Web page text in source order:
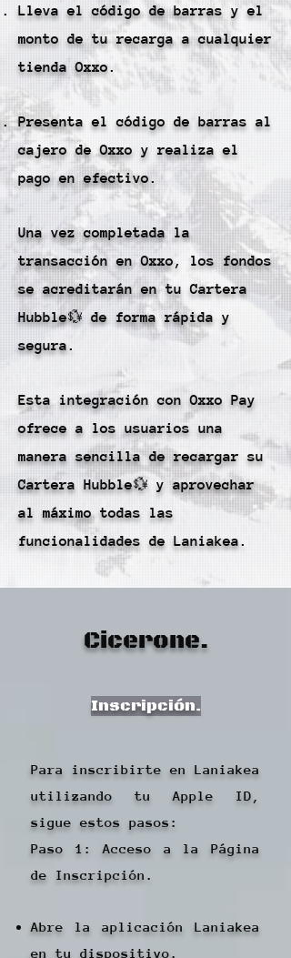
Lleva el código de barras y el
monto de tu recarga a cualquier
tienda Oxxo.
Presenta el código de barras al
cajero de Oxxo y realiza el
pago en efectivo.
Una vez completada la
transacción en Oxxo, los fondos
se acreditarán en tu Cartera
Hubble💱 de forma rápida y
segura.
Esta integración con Oxxo Pay
ofrece a los usuarios una
manera sencilla de recargar su
Cartera Hubble💱 y aprovechar
al máximo todas las
funcionalidades de Laniakea.
Cicerone.
Inscripción.
Para inscribirte en Laniakea
utilizando tu Apple ID,
sigue estos pasos:
Paso 1: Acceso a la Página
de Inscripción.
Abre la aplicación Laniakea
en tu dispositivo.